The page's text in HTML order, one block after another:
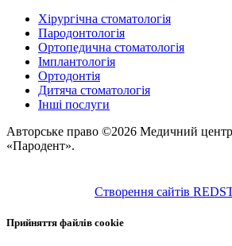
Хірургічна стоматологія
Пародонтологія
Ортопедична стоматологія
Імплантологія
Ортодонтія
Дитяча стоматологія
Інші послуги
Авторське право ©2026 Медичний центр
«Пародент».
Створення сайтів
Прийняття файлів cookie